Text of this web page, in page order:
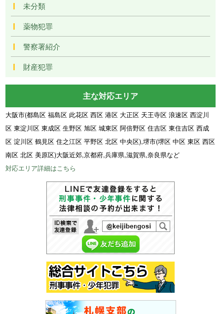
未分類
薬物犯罪
警察署紹介
財産犯罪
主な対応エリア
大阪市(都島区 福島区 此花区 西区 港区 大正区 天王寺区 浪速区 西淀川
区 東淀川区 東成区 生野区 旭区 城東区 阿倍野区 住吉区 東住吉区 西成
区 淀川区 鶴見区 住之江区 平野区 北区 中央区),堺市(堺区 中区 東区 西区
南区 北区 美原区)大阪近郊,京都府,兵庫県,滋賀県,奈良県など
対応エリア詳細はこちら